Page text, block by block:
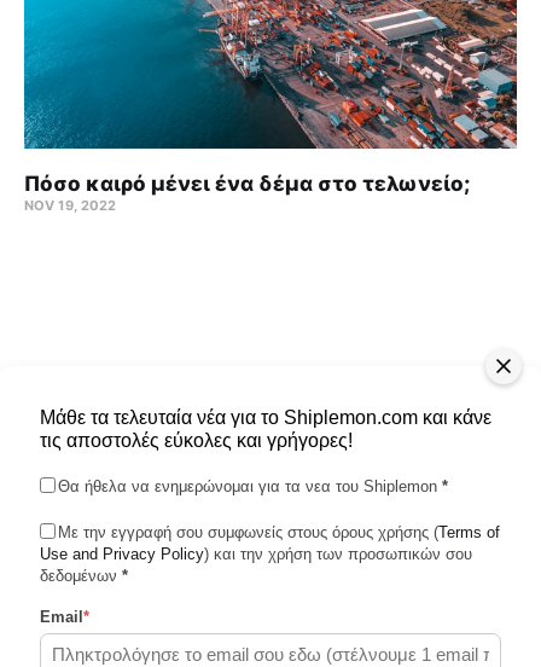
Πόσο καιρό μένει ένα δέμα στο τελωνείο;
NOV 19, 2022
Shiplemon © 2026
Powered by Ghost
Μάθε τα τελευταία νέα για το Shiplemon.com και κάνε
τις αποστολές εύκολες και γρήγορες!
Θα ήθελα να ενημερώνομαι για τα νεα του Shiplemon *
Με την εγγραφή σου συμφωνείς στους όρους χρήσης (Terms of
Use and Privacy Policy) και την χρήση των προσωπικών σου
δεδομένων *
Email *